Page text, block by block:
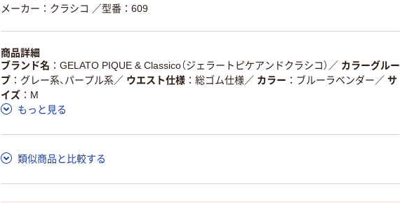
メーカー：クラシコ ／型番：609
商品詳細
ブランド名
GELATO PIQUE & Classico（ジェラートピケアンドクラシコ） ／ カラーグルー
プ
グレー系、パープル系／ ウエスト仕様 総ゴム仕様／ カラー ブルーラベンダー ／ サ
イズ
M
もっと見る
類似商品と比較する